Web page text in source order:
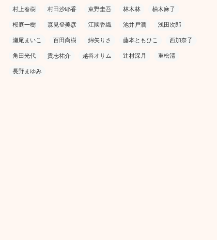
村上春樹 村田沙耶香 東野圭吾 林木林 柚木麻子
桜庭一樹 森見登美彦 江國香織 池井戸潤 浅田次郎
瀬尾まいこ 百田尚樹 綿矢りさ 藤本ともひこ 西加奈子
角田光代 貴志祐介 越谷オサム 辻村深月 重松清
長野まゆみ